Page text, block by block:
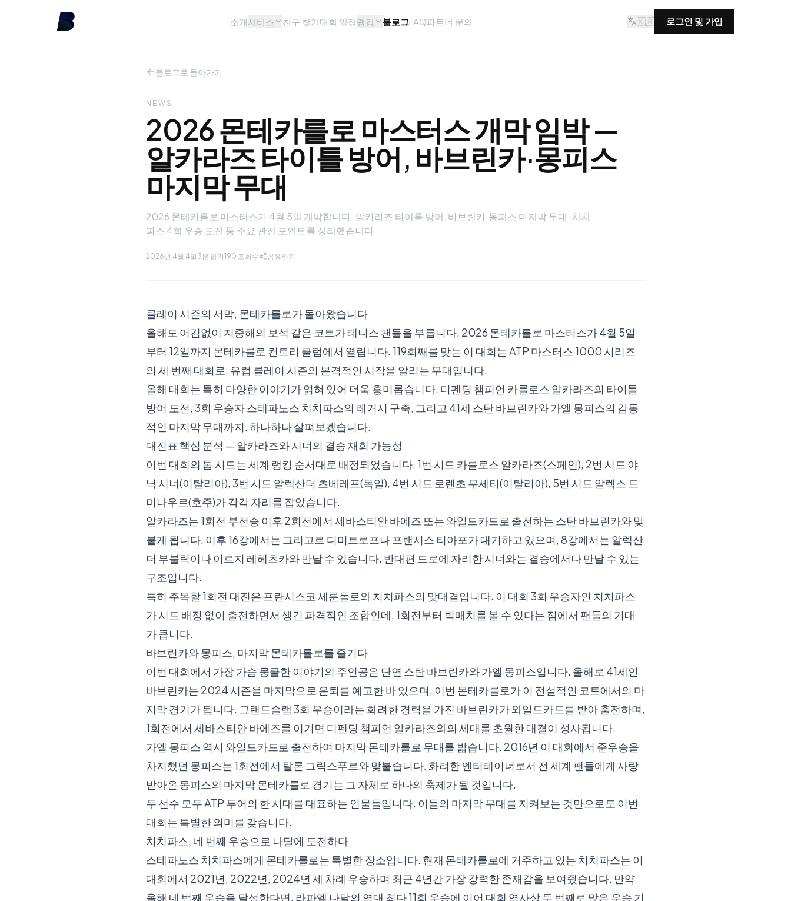
소개 서비스 친구 찾기대회 일정랭킹 블로그FAQ파트너 문의 🇰🇷 로그인 및 가입
블로그로 돌아가기
NEWS
2026 몬테카를로 마스터스 개막 임박 —
알카라즈 타이틀 방어, 바브린카·몽피스
마지막 무대
2026 몬테카를로 마스터스가 4월 5일 개막합니다. 알카라즈 타이틀 방어, 바브린카·몽피스 마지막 무대, 치치
파스 4회 우승 도전 등 주요 관전 포인트를 정리했습니다.
2026년 4월 4일 3분 읽기190 조회수 공유하기
클레이 시즌의 서막, 몬테카를로가 돌아왔습니다
올해도 어김없이 지중해의 보석 같은 코트가 테니스 팬들을 부릅니다. 2026 몬테카를로 마스터스가 4월 5일
부터 12일까지 몬테카를로 컨트리 클럽에서 열립니다. 119회째를 맞는 이 대회는 ATP 마스터스 1000 시리즈
의 세 번째 대회로, 유럽 클레이 시즌의 본격적인 시작을 알리는 무대입니다.
올해 대회는 특히 다양한 이야기가 얽혀 있어 더욱 흥미롭습니다. 디펜딩 챔피언 카를로스 알카라즈의 타이틀
방어 도전, 3회 우승자 스테파노스 치치파스의 레거시 구축, 그리고 41세 스탄 바브린카와 가엘 몽피스의 감동
적인 마지막 무대까지. 하나하나 살펴보겠습니다.
대진표 핵심 분석 — 알카라즈와 시너의 결승 재회 가능성
이번 대회의 톱 시드는 세계 랭킹 순서대로 배정되었습니다. 1번 시드 카를로스 알카라즈(스페인), 2번 시드 야
닉 시너(이탈리아), 3번 시드 알렉산더 츠베레프(독일), 4번 시드 로렌초 무세티(이탈리아), 5번 시드 알렉스 드
미나우르(호주)가 각각 자리를 잡았습니다.
알카라즈는 1회전 부전승 이후 2회전에서 세바스티안 바에즈 또는 와일드카드로 출전하는 스탄 바브린카와 맞
붙게 됩니다. 이후 16강에서는 그리고르 디미트로프나 프랜시스 티아포가 대기하고 있으며, 8강에서는 알렉산
더 부블릭이나 이르지 레헤츠카와 만날 수 있습니다. 반대편 드로에 자리한 시너와는 결승에서나 만날 수 있는
구조입니다.
특히 주목할 1회전 대진은 프란시스코 세룬돌로와 치치파스의 맞대결입니다. 이 대회 3회 우승자인 치치파스
가 시드 배정 없이 출전하면서 생긴 파격적인 조합인데, 1회전부터 빅매치를 볼 수 있다는 점에서 팬들의 기대
가 큽니다.
바브린카와 몽피스, 마지막 몬테카를로를 즐기다
이번 대회에서 가장 가슴 뭉클한 이야기의 주인공은 단연 스탄 바브린카와 가엘 몽피스입니다. 올해로 41세인
바브린카는 2024 시즌을 마지막으로 은퇴를 예고한 바 있으며, 이번 몬테카를로가 이 전설적인 코트에서의 마
지막 경기가 됩니다. 그랜드슬램 3회 우승이라는 화려한 경력을 가진 바브린카가 와일드카드를 받아 출전하며,
1회전에서 세바스티안 바에즈를 이기면 디펜딩 챔피언 알카라즈와의 세대를 초월한 대결이 성사됩니다.
가엘 몽피스 역시 와일드카드로 출전하여 마지막 몬테카를로 무대를 밟습니다. 2016년 이 대회에서 준우승을
차지했던 몽피스는 1회전에서 탈론 그릭스푸르와 맞붙습니다. 화려한 엔터테이너로서 전 세계 팬들에게 사랑
받아온 몽피스의 마지막 몬테카를로 경기는 그 자체로 하나의 축제가 될 것입니다.
두 선수 모두 ATP 투어의 한 시대를 대표하는 인물들입니다. 이들의 마지막 무대를 지켜보는 것만으로도 이번
대회는 특별한 의미를 갖습니다.
치치파스, 네 번째 우승으로 나달에 도전하다
스테파노스 치치파스에게 몬테카를로는 특별한 장소입니다. 현재 몬테카를로에 거주하고 있는 치치파스는 이
대회에서 2021년, 2022년, 2024년 세 차례 우승하며 최근 4년간 가장 강력한 존재감을 보여줬습니다. 만약
올해 네 번째 우승을 달성한다면, 라파엘 나달의 역대 최다 11회 우승에 이어 대회 역사상 두 번째로 많은 우승 기